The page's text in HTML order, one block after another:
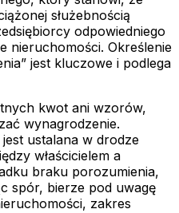
służebnością
odpowiedniego
nieruchomości. Określenie
jest kluczowe i podlega
kwot ani wzorów,
wynagrodzenie.
ustalana w drodze
właścicielem a
braku porozumienia,
spór, bierze pod uwagę
zakres